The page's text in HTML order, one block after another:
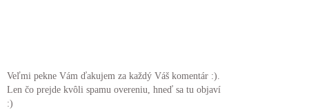
Veľmi pekne Vám ďakujem za každý Váš komentár :).
Len čo prejde kvôli spamu overeniu, hneď sa tu objaví
:)